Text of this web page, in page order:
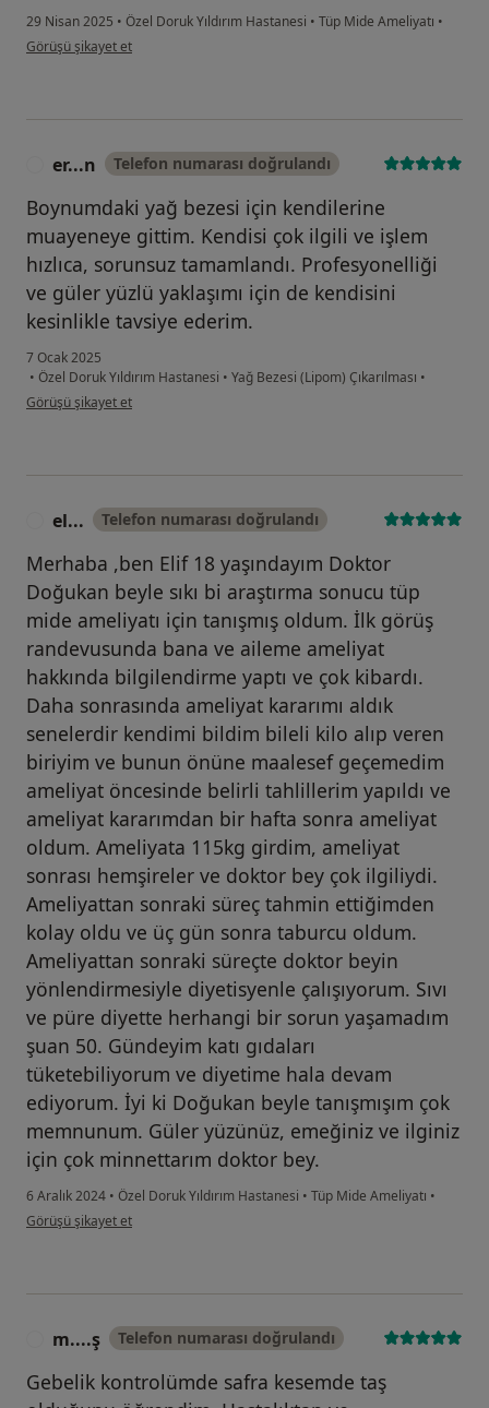
29 Nisan 2025 • Özel Doruk Yıldırım Hastanesi • Tüp Mide Ameliyatı •
kullanıcının görüşüne göre mu...
Görüşü şikayet et
er...n Telefon numarası doğrulandı
Boynumdaki yağ bezesi için kendilerine
muayeneye gittim. Kendisi çok ilgili ve işlem
hızlıca, sorunsuz tamamlandı. Profesyonelliği
ve güler yüzlü yaklaşımı için de kendisini
kesinlikle tavsiye ederim.
7 Ocak 2025
• Özel Doruk Yıldırım Hastanesi • Yağ Bezesi (Lipom) Çıkarılması •
kullanıcının görüşüne göre er...n
Görüşü şikayet et
el... Telefon numarası doğrulandı
Merhaba ,ben Elif 18 yaşındayım Doktor
Doğukan beyle sıkı bi araştırma sonucu tüp
mide ameliyatı için tanışmış oldum. İlk görüş
randevusunda bana ve aileme ameliyat
hakkında bilgilendirme yaptı ve çok kibardı.
Daha sonrasında ameliyat kararımı aldık
senelerdir kendimi bildim bileli kilo alıp veren
biriyim ve bunun önüne maalesef geçemedim
ameliyat öncesinde belirli tahlillerim yapıldı ve
ameliyat kararımdan bir hafta sonra ameliyat
oldum. Ameliyata 115kg girdim, ameliyat
sonrası hemşireler ve doktor bey çok ilgiliydi.
Ameliyattan sonraki süreç tahmin ettiğimden
kolay oldu ve üç gün sonra taburcu oldum.
Ameliyattan sonraki süreçte doktor beyin
yönlendirmesiyle diyetisyenle çalışıyorum. Sıvı
ve püre diyette herhangi bir sorun yaşamadım
şuan 50. Gündeyim katı gıdaları
tüketebiliyorum ve diyetime hala devam
ediyorum. İyi ki Doğukan beyle tanışmışım çok
memnunum. Güler yüzünüz, emeğiniz ve ilginiz
için çok minnettarım doktor bey.
6 Aralık 2024 • Özel Doruk Yıldırım Hastanesi • Tüp Mide Ameliyatı •
kullanıcının görüşüne göre el...
Görüşü şikayet et
m....ş Telefon numarası doğrulandı
Gebelik kontrolümde safra kesemde taş